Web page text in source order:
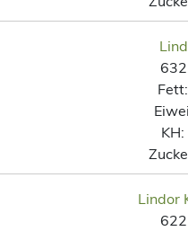
Fett:
KH:
Lindor